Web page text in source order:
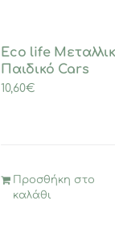
Eco life
Παιδικό Cars
10,60€
Προσθήκη στο
καλάθι